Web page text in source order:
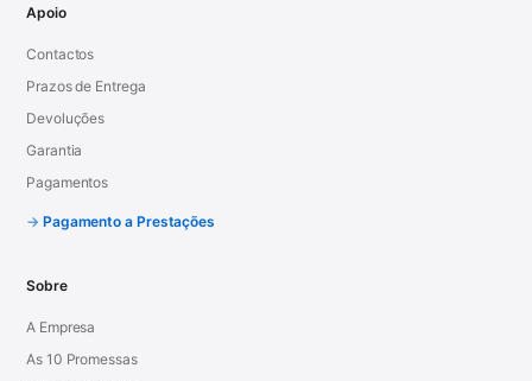
Apoio
Contactos
Prazos de Entrega
Devoluções
Garantia
Pagamentos
Pagamento a Prestações
Sobre
A Empresa
As 10 Promessas